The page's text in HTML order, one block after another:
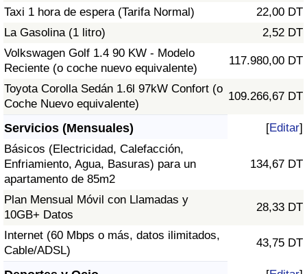
Taxi 1 hora de espera (Tarifa Normal)
22,00 DT
La Gasolina (1 litro)
2,52 DT
Volkswagen Golf 1.4 90 KW - Modelo
Reciente (o coche nuevo equivalente)
117.980,00 DT
Toyota Corolla Sedán 1.6l 97kW Confort (o
Coche Nuevo equivalente)
109.266,67 DT
Servicios (Mensuales) [Editar]
Básicos (Electricidad, Calefacción,
Enfriamiento, Agua, Basuras) para un
apartamento de 85m2
134,67 DT
Plan Mensual Móvil con Llamadas y
10GB+ Datos
28,33 DT
Internet (60 Mbps o más, datos ilimitados,
Cable/ADSL)
43,75 DT